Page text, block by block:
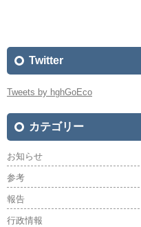
Twitter
Tweets by hghGoEco
カテゴリー
お知らせ
参考
報告
行政情報